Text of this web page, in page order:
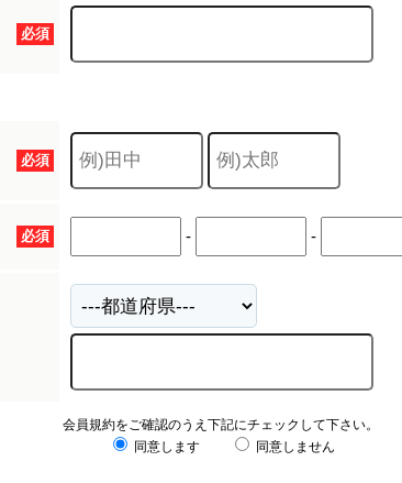
必須
必須
必須 - -
会員規約をご確認のうえ下記にチェックして下さい。
同意します
同意しません